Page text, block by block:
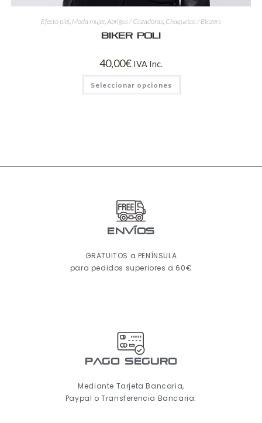
Efecto piel Moda mujer, Abrigos / Cazadoras Chaquetas / Blazers
Biker Poli
40,00€ IVA Inc.
Seleccionar opciones
ENVÍOS
GRATUITOS a PENÍNSULA
para pedidos superiores a 60€
pago seguro
Mediante Tarjeta Bancaria,
Paypal o Transferencia Bancaria.